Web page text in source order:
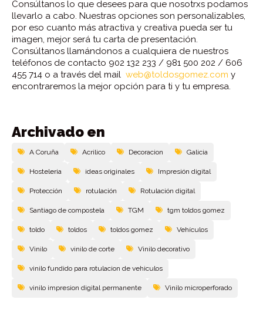
Consúltanos lo que desees para que nosotrxs podamos
llevarlo a cabo. Nuestras opciones son personalizables,
por eso cuanto más atractiva y creativa pueda ser tu
imagen, mejor será tu carta de presentación.
Consúltanos llamándonos a cualquiera de nuestros
teléfonos de contacto 902 132 233 / 981 500 202 / 606
455 714 o a través del mail web@toldosgomez.com y
encontraremos la mejor opción para ti y tu empresa.
Archivado en
A Coruña Acrilico Decoracion Galicia
Hosteleria ideas originales Impresión digital
Protección rotulación Rotulación digital
Santiago de compostela TGM tgm toldos gomez
toldo toldos toldos gomez Vehí­culos
Vinilo vinilo de corte Vinilo decorativo
vinilo fundido para rotulacion de vehiculos
vinilo impresion digital permanente Vinilo microperforado